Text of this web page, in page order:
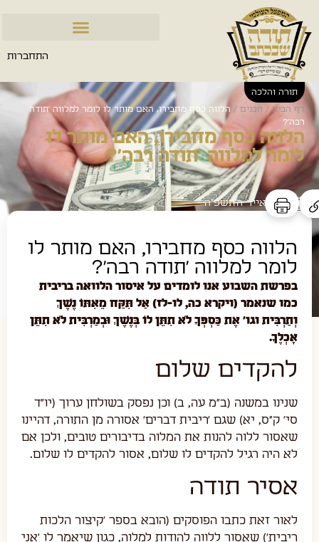
התחברות
תורה והלכה
דף הבית/ תכנים / הלווה כסף מחבירו, האם מותר לו לומר למלווה 'תודה
רבה'?
הלווה כסף מחבירו, האם מותר לו
לומר למלווה 'תודה רבה'?
כ׳ באייר ה׳תשפ״ה
הלווה כסף מחבירו, האם מותר לו
לומר למלווה 'תודה רבה'?
בפרשת השבוע אנו לומדים על איסור הלוואה בריבית
כמו שנאמר (ויקרא כה, לו-לז) אַל תִּקַּח מֵאִתּוֹ נֶשֶׁךְ
וְתַרְבִּית וגו' אֶת כַּסְפְּךָ לֹא תִתֵּן לוֹ בְּנֶשֶׁךְ וּבְמַרְבִּית לֹא תִתֵּן
אָכְלֶךָ.
להקדים שלום
שנינו במשנה (ב"מ עה, ב) וכן נפסק בשולחן ערוך (יו"ד
סי' ק"ס, יא) שגם 'ריבית דברים' אסורה מן התורה, דהיינו
שאסור ללוה להנות את המלוה בדיבורים טובים, ולכן אם
לא היה רגיל להקדים לו שלום, אסור להקדים לו שלום.
אסיר תודה
לאור זאת כתבו הפוסקים (הובא בספר 'קיצור הלכות
ריבית') שאסור ללווה להודות למלוה, כגון שיאמר לו 'אני